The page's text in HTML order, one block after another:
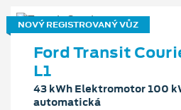
NOVÝ REGISTROVANÝ VŮZ
Ford Transit
L1
43 kWh Elektromotor 100
automatická